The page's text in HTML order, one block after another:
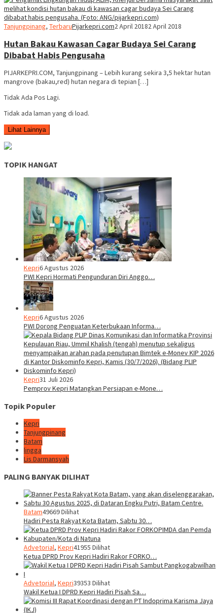
Tanjungpinang, TerbaruPijarkepri.com2 April 20182 April 2018
Hutan Bakau Kawasan Cagar Budaya Sei Carang
Dibabat Habis Pengusaha
PIJARKEPRI.COM, Tanjungpinang – Lebih kurang sekira 3,5 hektar hutan
mangrove (bakau,red) hutan negara di tepian […]
Tidak Ada Pos Lagi.
Tidak ada laman yang di load.
Lihat Lainnya
TOPIK HANGAT
Kepri6 Agustus 2026
PWI Kepri Hormati Pengunduran Diri Anggo…
Kepri6 Agustus 2026
PWI Dorong Penguatan Keterbukaan Informa…
Kepri31 Juli 2026
Pemprov Kepri Matangkan Persiapan e-Mone…
Topik Populer
Kepri
Tanjungpinang
Batam
lingga
Lis Darmansyah
PALING BANYAK DILIHAT
Batam49669 Dilihat
Hadiri Pesta Rakyat Kota Batam, Sabtu 30…
Advetorial, Kepri41955 Dilihat
Ketua DPRD Prov Kepri Hadiri Rakor FORKO…
Advetorial, Kepri39353 Dilihat
Wakil Ketua I DPRD Kepri Hadiri Pisah Sa…